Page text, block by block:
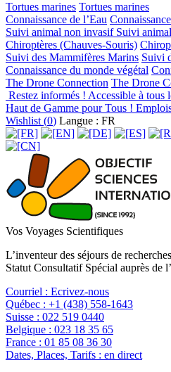
Tortues marines Tortues marines
Connaissance de l’Eau
Suivi animal non invasif Suivi
Chiroptères (Chauves-Souris)
Suivi des Mammifères Marins Suivi
Connaissance du monde végétal
The Drone Connection The Drone
Restez informés ! Accessible à tous
Haut de Gamme pour Tous !
Wishlist (0) Langue : FR
Vos Voyages Scientifiques
L’inventeur des séjours de
Statut Consultatif Spécial auprès de
Courriel : Ecrivez-nous
Québec : +1 (438) 558-1643
Suisse : 022 519 0440
Belgique : 023 18 35 65
France : 01 85 08 36 30
Dates, Places, Tarifs : en direct